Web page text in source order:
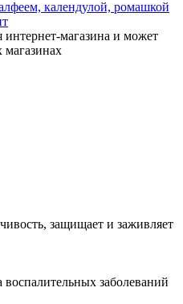
интернет-магазина и может
магазинах
защищает и заживляет
заболеваний